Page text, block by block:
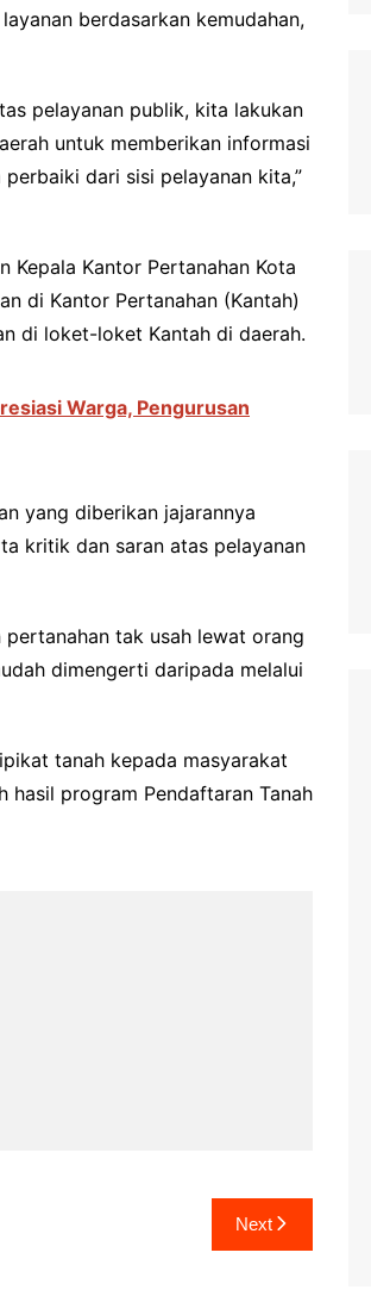
berdasarkan kemudahan,
pelayanan publik, kita lakukan
untuk memberikan informasi
dari sisi pelayanan kita,”
Kepala Kantor Pertanahan Kota
di Kantor Pertanahan (Kantah)
di loket-loket Kantah di daerah.
Warga, Pengurusan
yang diberikan jajarannya
kritik dan saran atas pelayanan
pertanahan tak usah lewat orang
dimengerti daripada melalui
tanah kepada masyarakat
program Pendaftaran Tanah
Next